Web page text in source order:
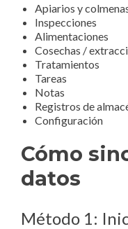
Apiarios y
Inspecciones
Alimentaciones
Cosechas /
Tratamientos
Tareas
Notas
Registros de
Configuración
Cómo
datos
Método 1: